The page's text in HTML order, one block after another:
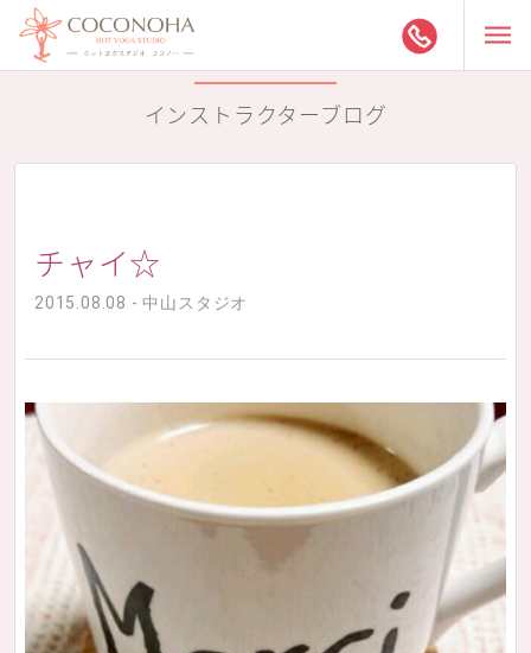
インストラクターブログ
チャイ☆
2015.08.08 - 中山スタジオ